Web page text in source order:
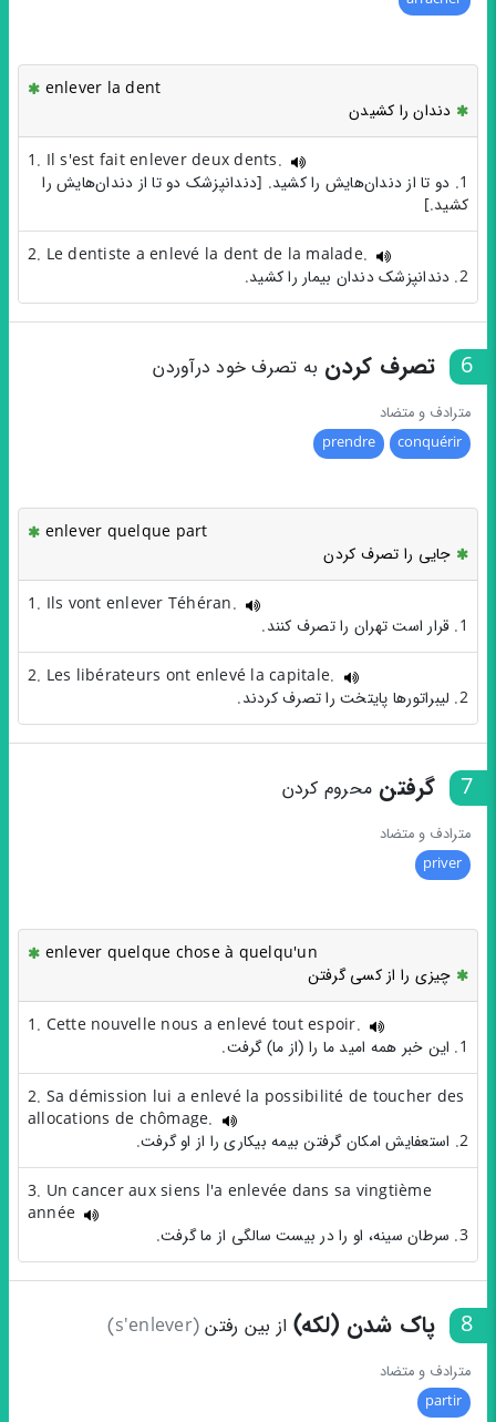
enlever la dent
دندان را کشیدن
1. Il s'est fait enlever deux dents.
1. دو تا از دندان‌هایش را کشید. [دندانپزشک دو تا از دندان‌هایش را
کشید.]
2. Le dentiste a enlevé la dent de la malade.
2. دندانپزشک دندان بیمار را کشید.
6 تصرف کردن به تصرف خود درآوردن
مترادف و متضاد
conquérir
prendre
enlever quelque part
جایی را تصرف کردن
1. Ils vont enlever Téhéran.
1. قرار است تهران را تصرف کنند.
2. Les libérateurs ont enlevé la capitale.
2. لیبراتورها پایتخت را تصرف کردند.
7 گرفتن محروم کردن
مترادف و متضاد
priver
enlever quelque chose à quelqu'un
چیزی را از کسی گرفتن
1. Cette nouvelle nous a enlevé tout espoir.
1. این خبر همه امید ما را (از ما) گرفت.
2. Sa démission lui a enlevé la possibilité de toucher des
allocations de chômage.
2. استعفایش امکان گرفتن بیمه بیکاری را از او گرفت.
3. Un cancer aux siens l'a enlevée dans sa vingtième
année
3. سرطان سینه، او را در بیست سالگی‌ از ما گرفت.
8 پاک شدن (لکه) از بین رفتن (s'enlever)
مترادف و متضاد
partir